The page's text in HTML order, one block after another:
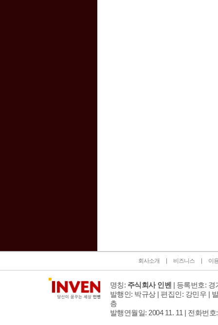
회사소개 비즈니스 이
명칭: 주식회사 인벤 | 등록번호: 경
발행인: 박규상 | 편집인: 강민우 |
층
발행연월일: 2004 11. 11 | 전화번호